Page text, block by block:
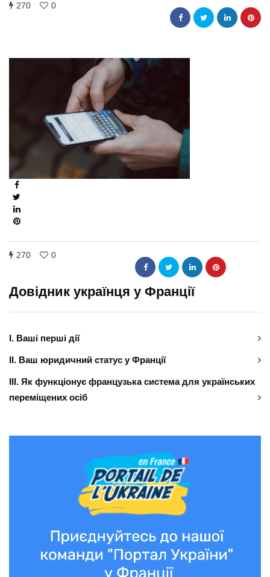
270 0
270 0
Довідник українця у Франції
І. Ваші перші дії
ІІ. Ваш юридичний статус у Франції
ІІІ. Як функціонує французька система для українських
переміщених осіб